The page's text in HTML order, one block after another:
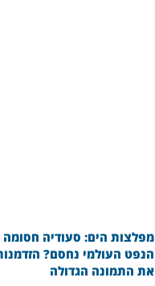
מפלצות הים: סעודיה חסומה
הנפט העולמי נחסם?
את התמונה הגדולה